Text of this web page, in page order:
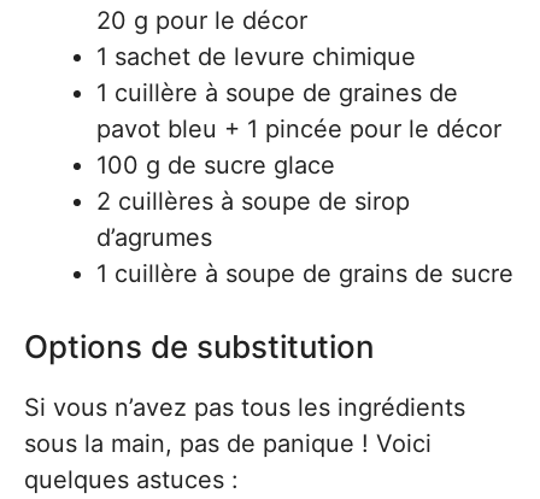
20 g pour le décor
1 sachet de levure chimique
1 cuillère à soupe de graines de
pavot bleu + 1 pincée pour le décor
100 g de sucre glace
2 cuillères à soupe de sirop
d’agrumes
1 cuillère à soupe de grains de sucre
Options de substitution
Si vous n’avez pas tous les ingrédients
sous la main, pas de panique ! Voici
quelques astuces :